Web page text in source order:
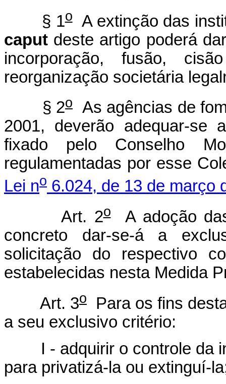
§ 1oA extinção das
caput deste artigo poderá
incorporação, fusão,
reorganização societária
§ 2o
As agências de
2001, deverão adequar-se
fixado pelo Conselho
regulamentadas por esse
Lei no 6.024, de 13 de março
Art. 2oA adoção
concreto dar-se-á a
solicitação do respectivo
estabelecidas nesta Medida
Art. 3oPara os fins
a seu exclusivo critério:
I - adquirir o controle da
para privatizá-la ou